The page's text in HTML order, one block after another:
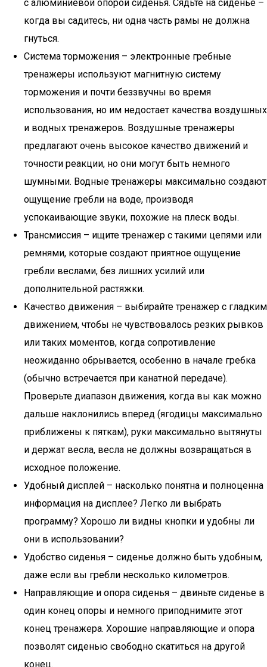
с алюминиевой опорой сиденья. Сядьте на сиденье –
когда вы садитесь, ни одна часть рамы не должна
гнуться.
Система торможения – электронные гребные
тренажеры используют магнитную систему
торможения и почти беззвучны во время
использования, но им недостает качества воздушных
и водных тренажеров. Воздушные тренажеры
предлагают очень высокое качество движений и
точности реакции, но они могут быть немного
шумными. Водные тренажеры максимально создают
ощущение гребли на воде, производя
успокаивающие звуки, похожие на плеск воды.
Трансмиссия – ищите тренажер с такими цепями или
ремнями, которые создают приятное ощущение
гребли веслами, без лишних усилий или
дополнительной растяжки.
Качество движения – выбирайте тренажер с гладким
движением, чтобы не чувствовалось резких рывков
или таких моментов, когда сопротивление
неожиданно обрывается, особенно в начале гребка
(обычно встречается при канатной передаче).
Проверьте диапазон движения, когда вы как можно
дальше наклонились вперед (ягодицы максимально
приближены к пяткам), руки максимально вытянуты
и держат весла, весла не должны возвращаться в
исходное положение.
Удобный дисплей – насколько понятна и полноценна
информация на дисплее? Легко ли выбрать
программу? Хорошо ли видны кнопки и удобны ли
они в использовании?
Удобство сиденья – сиденье должно быть удобным,
даже если вы гребли несколько километров.
Направляющие и опора сиденья – двиньте сиденье в
один конец опоры и немного приподнимите этот
конец тренажера. Хорошие направляющие и опора
позволят сиденью свободно скатиться на другой
конец.